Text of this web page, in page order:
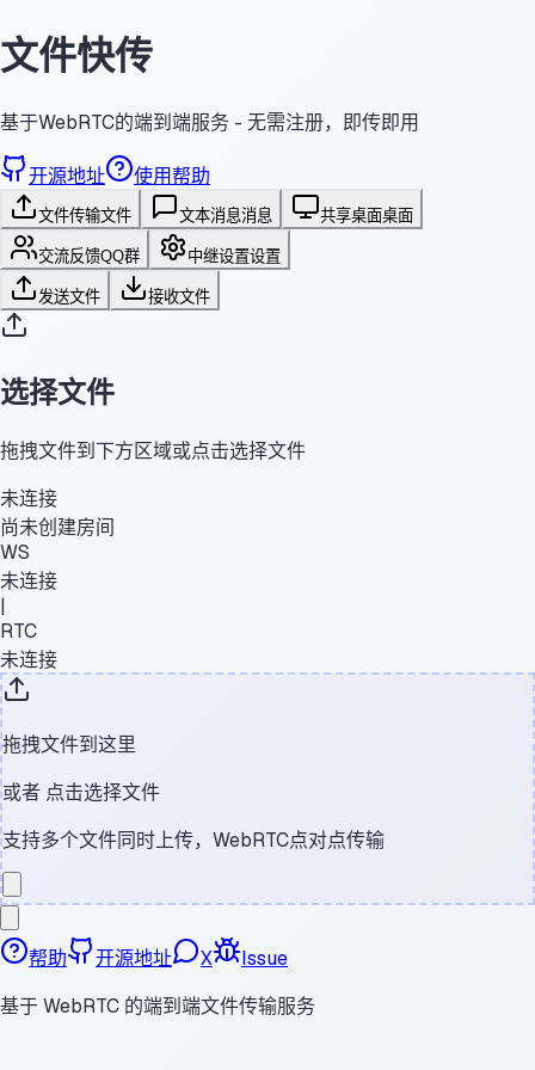
文件快传
基于WebRTC的端到端服务 - 无需注册，即传即用
开源地址 使用帮助
文件传输文件 文本消息消息 共享桌面桌面
交流反馈QQ群 中继设置设置
发送文件 接收文件
选择文件
拖拽文件到下方区域或点击选择文件
未连接
尚未创建房间
WS
未连接
|
RTC
未连接
拖拽文件到这里
或者 点击选择文件
支持多个文件同时上传，WebRTC点对点传输
帮助 开源地址 X
Issue
基于 WebRTC 的端到端文件传输服务